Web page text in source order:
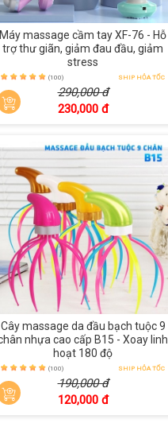
Máy massage cầm tay XF-76 - Hỗ
trợ thư giãn, giảm đau đầu, giảm
stress
(100) SHIP HỎA TỐC
290,000 đ
230,000 đ
Cây massage da đầu bạch tuộc 9
nhựa cao cấp B15 - Xoay linh
hoạt 180 độ
(100) SHIP HỎA TỐC
190,000 đ
120,000 đ